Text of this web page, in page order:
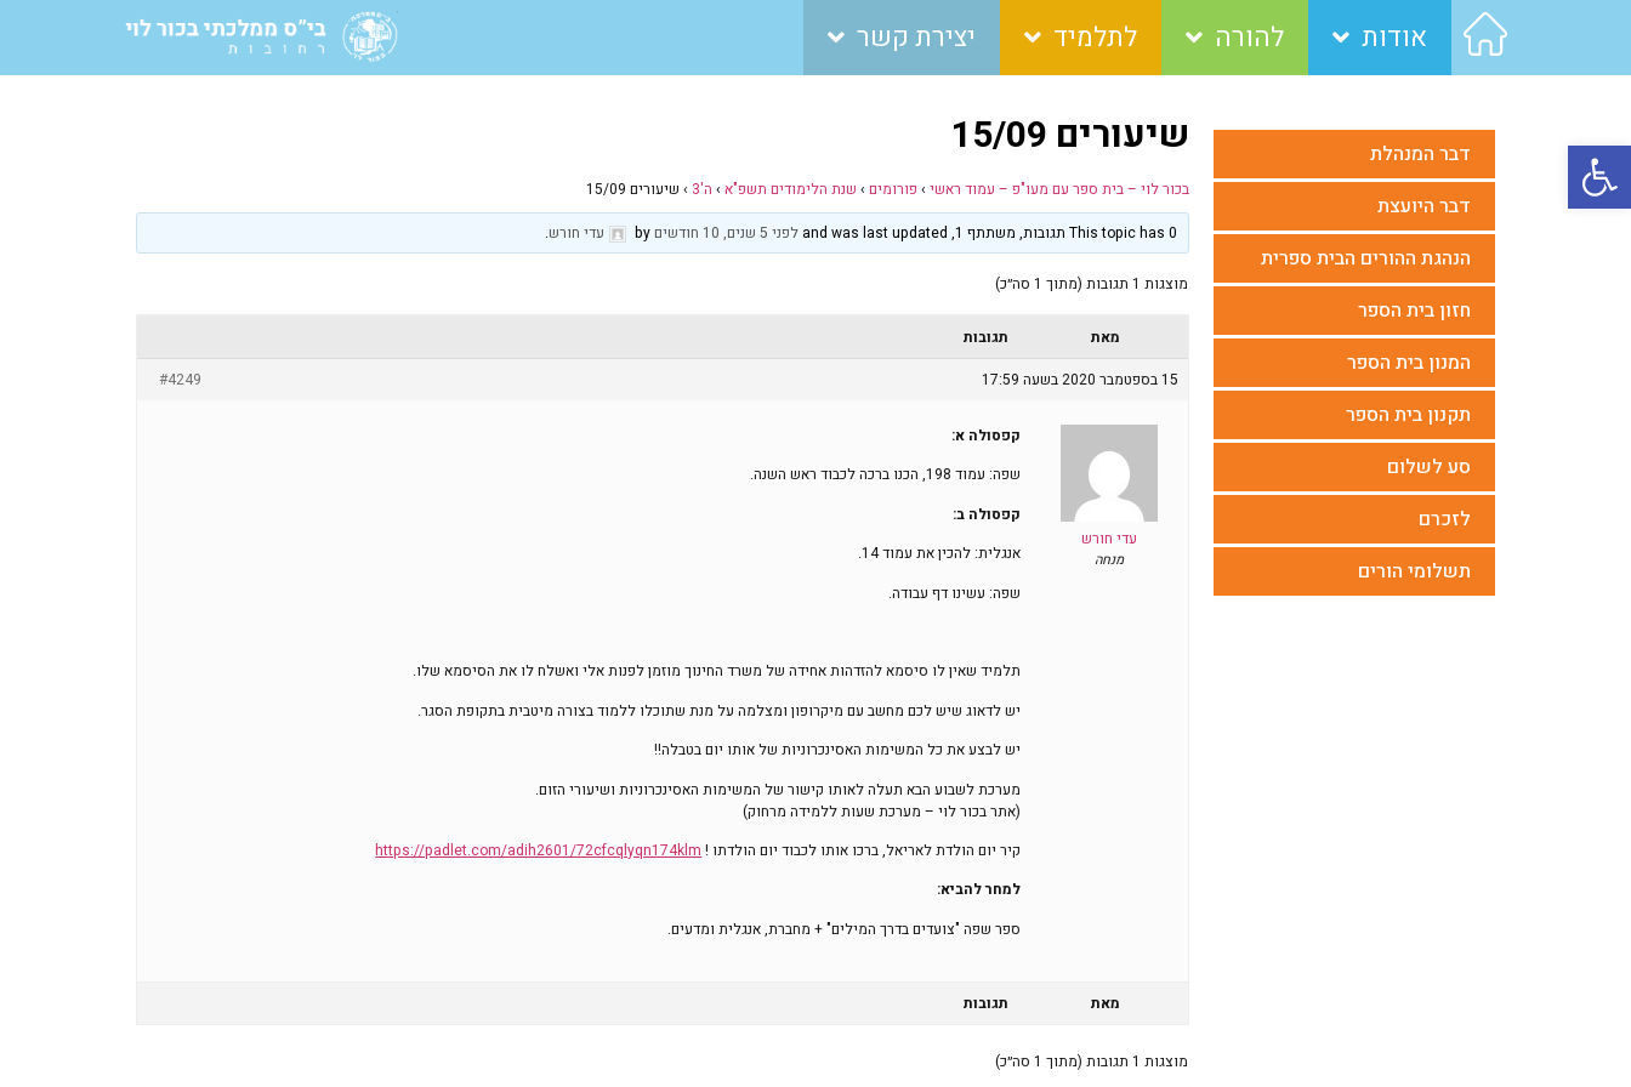
פתח סרגל נגישות
אודות להורה לתלמיד יצירת קשר
דבר המנהלת
דבר היועצת
הנהגת ההורים הבית ספרית
חזון בית הספר
המנון בית הספר
תקנון בית הספר
סע לשלום
לזכרם
תשלומי הורים
שיעורים 15/09
בכור לוי – בית ספר עם מעו"פ – עמוד ראשי › פורומים › שנת הלימודים תשפ"א › ה'3 › שיעורים 15/09
This topic has 0 תגובות, משתתף 1, and was last updated
לפני 5 שנים, 10 חודשים עדי חורש.
מוצגות 1 תגובות (מתוך 1 סה״כ)
מאת
תגובות
15 בספטמבר 2020 בשעה 17:59
#4249
עדי חורש
מנחה
קפסולה א:
שפה: עמוד 198, הכנו ברכה לכבוד ראש השנה.
קפסולה ב:
אנגלית: להכין את עמוד 14.
שפה: עשינו דף עבודה.
תלמיד שאין לו סיסמא להזדהות אחידה של משרד החינוך מוזמן לפנות אלי ואשלח לו את הסיסמא שלו.
יש לדאוג שיש לכם מחשב עם מיקרופון ומצלמה על מנת שתוכלו ללמוד בצורה מיטבית בתקופת הסגר.
יש לבצע את כל המשימות האסינכרוניות של אותו יום בטבלה!!
מערכת לשבוע הבא תעלה לאותו קישור של המשימות האסינכרוניות ושיעורי הזום.
(אתר בכור לוי – מערכת שעות ללמידה מרחוק)
קיר יום הולדת לאריאל, ברכו אותו לכבוד יום הולדתו ! https://padlet.com/adih2601/72cfcqlyqn174klm
למחר להביא:
ספר שפה "צועדים בדרך המילים" + מחברת, אנגלית ומדעים.
מאת תגובות
מוצגות 1 תגובות (מתוך 1 סה״כ)